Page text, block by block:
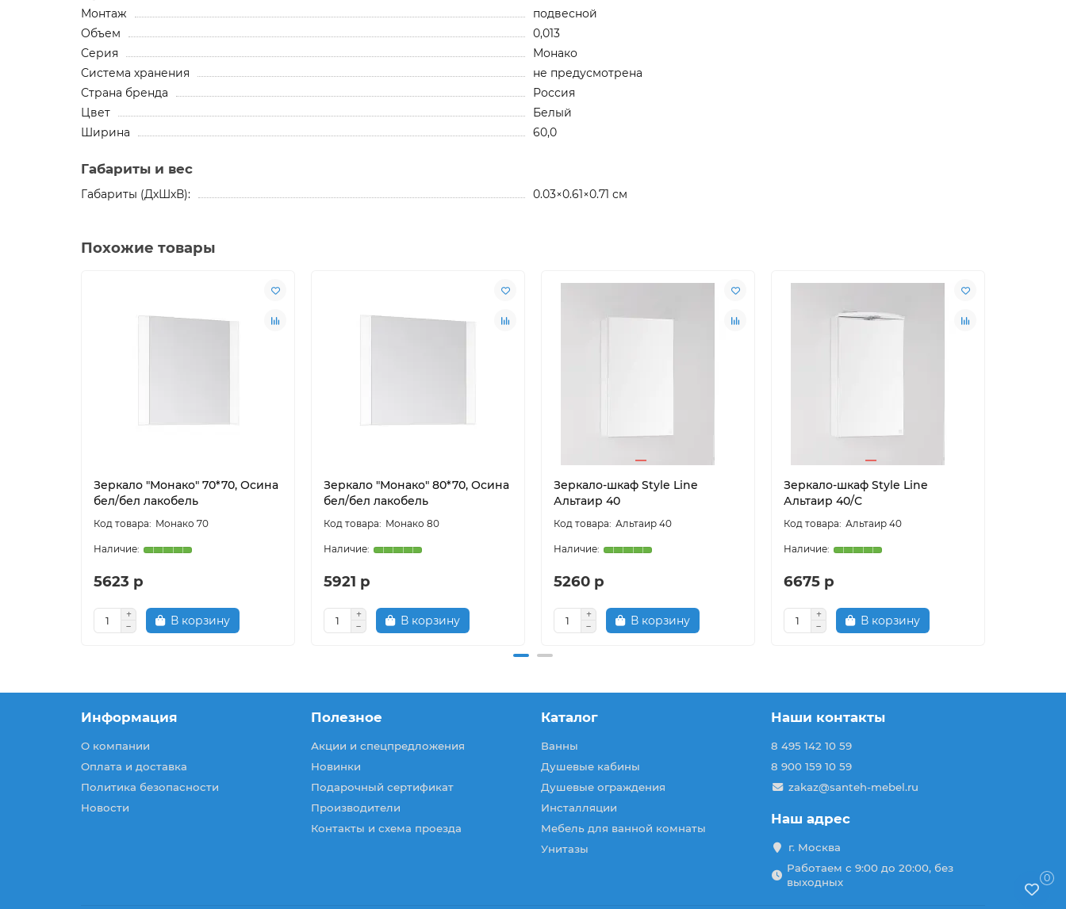
Монтаж
подвесной
Объем
0,013
Серия
Монако
Система хранения
не предусмотрена
Страна бренда
Россия
Цвет
Белый
Ширина
60,0
Габариты и вес
Габариты (ДхШхВ): 0.03×0.61×0.71 см
Похожие товары
Зеркало "Монако" 70*70, Осина
бел/бел лакобель
Монако 70
5623 р
В корзину
Зеркало "Монако" 80*70, Осина
бел/бел лакобель
Монако 80
5921 р
В корзину
Зеркало-шкаф Style Line
Альтаир 40
Альтаир 40
5260 р
В корзину
Зеркало-шкаф Style Line
Альтаир 40/С
Альтаир 40
6675 р
В корзину
Информация
О компании
Оплата и доставка
Политика безопасности
Новости
Полезное
Акции и спецпредложения
Новинки
Подарочный сертификат
Производители
Контакты и схема проезда
Каталог
Ванны
Душевые кабины
Душевые ограждения
Инсталляции
Мебель для ванной комнаты
Унитазы
Наши контакты
8 495 142 10 59
8 900 159 10 59
zakaz@santeh-mebel.ru
Наш адрес
г. Москва
Работаем с 9:00 до 20:00, без
выходных
0